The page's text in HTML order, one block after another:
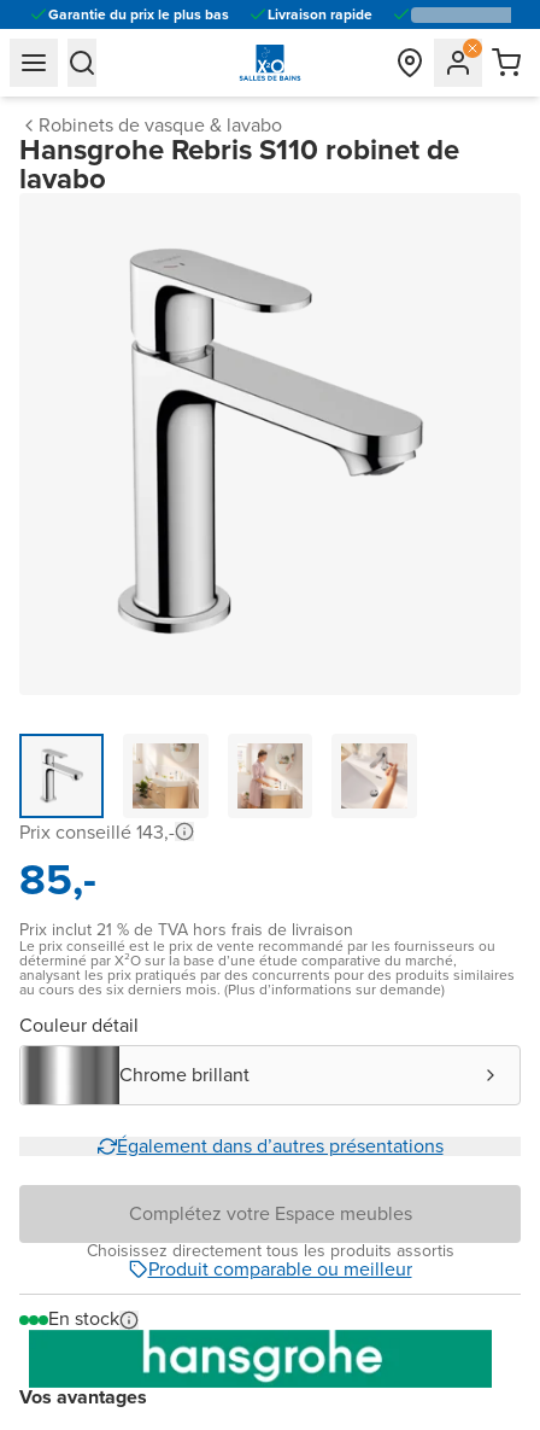
Garantie du prix le plus bas Livraison rapide
general.navigation.toggle_menu.label
general.navigation.toggle_menu.label
Robinets de vasque & lavabo
Hansgrohe Rebris S110 robinet de
lavabo
Vos avantages
Prix conseillé 143,-
85,-
Prix inclut 21 % de TVA hors frais de livraison
Le prix conseillé est le prix de vente recommandé par les fournisseurs ou
déterminé par X²O sur la base d’une étude comparative du marché,
analysant les prix pratiqués par des concurrents pour des produits similaires
au cours des six derniers mois. (Plus d’informations sur demande)
Couleur détail
Chrome brillant
Également dans d’autres présentations
Complétez votre Espace meubles
Choisissez directement tous les produits assortis
Produit comparable ou meilleur
En stock